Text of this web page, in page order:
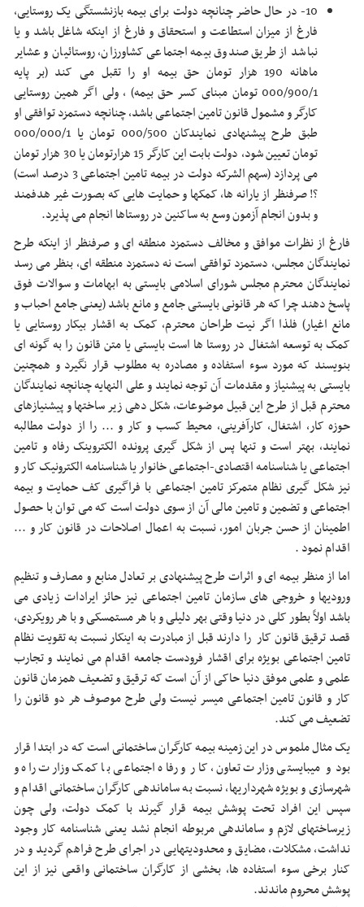
10- در حال حاضر چنانچه دولت برای بیمه بازنشستگی یک روستایی،
فارغ از میزان استطاعت و استحقاق و فارغ از اینکه شاغل باشد و یا
نباشد از طریق صندوق بیمه اجتماعی کشاورزان، روستائیان و عشایر
ماهانه 190 هزار تومان حق بیمه او را تقبل می کند (بر پایه
000/900/1 تومان مبنای کسر حق بیمه) ، ولی اگر همین روستایی
کارگر و مشمول قانون تامین اجتماعی باشد، چنانچه دستمزد توافقی او
طبق طرح پیشنهادی نمایندکان 000/500 تومان یا 000/000/1
تومان تعیین شود، دولت بابت این کارگر 15 هزارتومان یا 30 هزار تومان
می پردازد (سهم الشرکه دولت در بیمه تامین اجتماعی 3 درصد است)
؟! صرفنظر از یارانه ها، کمکها و حمایت هایی که بصورت غیر هدفمند
و بدون انجام آزمون وسع به ساکنین در روستاها انجام می پذیرد.
فارغ از نظرات موافق و مخالف دستمزد منطقه ای و صرفنظر از اینکه طرح
نمایندگان مجلس، دستمزد توافقی است نه دستمزد منطقه ای، بنظر می رسد
نمایندگان محترم مجلس شورای اسلامی بایستی به ابهامات و سوالات فوق
پاسخ دهند چرا که هر قانونی بایستی جامع و مانع باشد (یعنی جامع احباب و
مانع اغیار) فلذا اگر نیت طراحان محترم، کمک به اقشار بیکار روستایی یا
کمک به توسعه اشتغال در روستا ها است بایستی یا متن قانون را به گونه ای
بنویسند که مورد سوء استفاده و مصادره به مطلوب قرار نگیرد و همچنین
بایستی به پیشنیاز و مقدمات آن توجه نمایند و علی النهایه چنانچه نمایندگان
محترم قبل از طرح این قبیل موضوعات، شکل دهی زیر ساختها و پیشنیازهای
حوزه کار، اشتغال، کارآفرینی، محیط کسب و کار و ... را از دولت مطالبه
نمایند، بهتر است و تنها پس از شکل گیری پرونده الکتروینک رفاه و تامین
اجتماعی یا شناسنامه اقتصادی-اجتماعی خانوار یا شناسنامه الکترونیک کار و
نیز شکل گیری نظام متمرکز تامین اجتماعی با فراگیری کف حمایت و بیمه
اجتماعی و تضمین و تامین مالی آن از سوی دولت است که می توان با حصول
اطمینان از حسن جربان امور، نسبت به اعمال اصلاحات در قانون کار و ...
اقدام نمود .
اما از منظر بیمه ای و اثرات طرح پیشنهادی بر تعادل منابع و مصارف و تنظیم
ورودیها و خروجی های سازمان تامین اجتماعی نیز حائز ایرادات زیادی می
باشد اولاً بطور کلی در دنیا وقتی بهر دلیلی و با هر مستمسکی و با هر رویکردی،
قصد ترقیق قانون کار را دارند قبل از مبادرت به اینکار نسبت به تقویت نظام
تامین اجتماعی بویژه برای اقشار فرودست جامعه اقدام می نمایند و تجارب
علمی و علمی موفق دنیا حاکی از آن است که ترقیق و تضعیف همزمان قانون
کار و قانون تامین اجتماعی میسر نیست ولی طرح موصوف هر دو قانون را
تضعیف می کند.
یک مثال ملموس در این زمینه بیمه کارگران ساختمانی است که در ابتدا قرار
بود و می‎بایستی وزارت تعاون، کار و رفاه اجتماعی با کمک وزارت راه و
شهرسازی و بویژه شهرداریها، نسبت به ساماندهی کارگران ساختمانی اقدام و
سپس این افراد تحت پوشش بیمه قرار گیرند با کمک دولت، ولی چون
زیرساختهای لازم و ساماندهی مربوطه انجام نشد یعنی شناسنامه کار وجود
نداشت، مشکلات، مضایق و محدودیتهایی در اجرای طرح فراهم گردید و در
کنار برخی سوء استفاده ها، بخشی از کارگران ساختمانی واقعی نیز از این
پوشش محروم ماندند.